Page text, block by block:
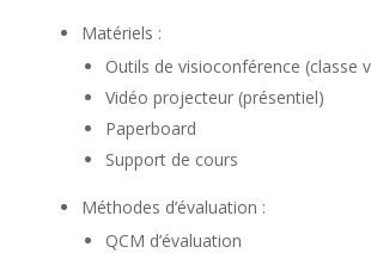
Matériels :
Outils de visioconférence (classe
Vidéo projecteur (présentiel)
Paperboard
Support de cours
Méthodes d’évaluation :
QCM d’évaluation